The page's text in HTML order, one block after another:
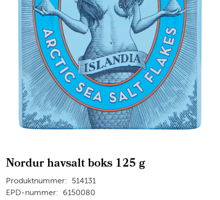
Nordur havsalt boks 125 g
Produktnummer:
514131
EPD-nummer:
6150080